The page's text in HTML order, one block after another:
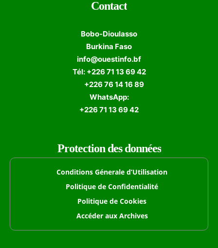
Contact
Bobo-Dioulasso
Burkina Faso
info@ouestinfo.bf
Tél: +226 71 13 69 42
+226 76 14 16 89
WhatsApp:
+226 71 13 69 42
Protection des données
Conditions Génerale d’Utilisation
Politique de Confidentialité
Politique de Cookies
Accéder aux Archives